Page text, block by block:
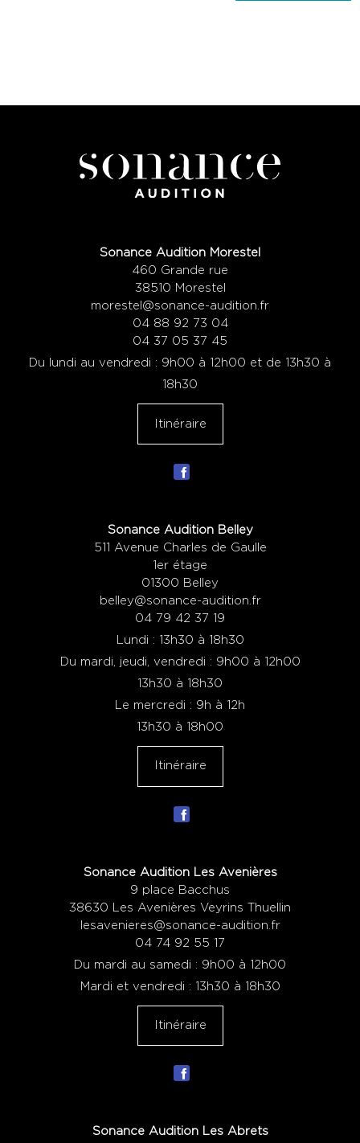
Sonance Audition Morestel
460 Grande rue
38510 Morestel
morestel@sonance-audition.fr
04 88 92 73 04
04 37 05 37 45
Du lundi au vendredi : 9h00 à 12h00 et de 13h30 à
18h30
Itinéraire
Sonance Audition Belley
511 Avenue Charles de Gaulle
1er étage
01300 Belley
belley@sonance-audition.fr
04 79 42 37 19
Lundi : 13h30 à 18h30
Du mardi, jeudi, vendredi : 9h00 à 12h00
13h30 à 18h30
Le mercredi : 9h à 12h
13h30 à 18h00
Itinéraire
Sonance Audition Les Avenières
9 place Bacchus
38630 Les Avenières Veyrins Thuellin
lesavenieres@sonance-audition.fr
04 74 92 55 17
Du mardi au samedi : 9h00 à 12h00
Mardi et vendredi : 13h30 à 18h30
Itinéraire
Sonance Audition Les Abrets